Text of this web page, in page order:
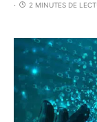
2 MINUTES DE